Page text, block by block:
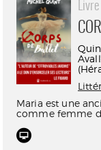
Maria est une
comme femme